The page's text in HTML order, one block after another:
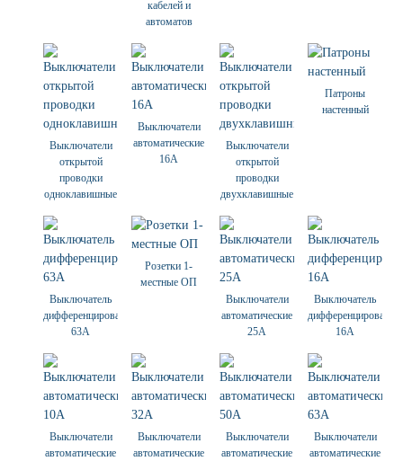
кабелей и
автоматов
Выключатели
открытой
проводки
одноклавишные
Выключатели
автоматические
16А
Выключатели
открытой
проводки
двухклавишные
Патроны
настенный
Выключатель
дифференцированный
63А
Розетки 1-
местные ОП
Выключатели
автоматические
25А
Выключатель
16А
Выключатели
автоматические
Выключатели
автоматические
Выключатели
автоматические
Выключатели
автоматические